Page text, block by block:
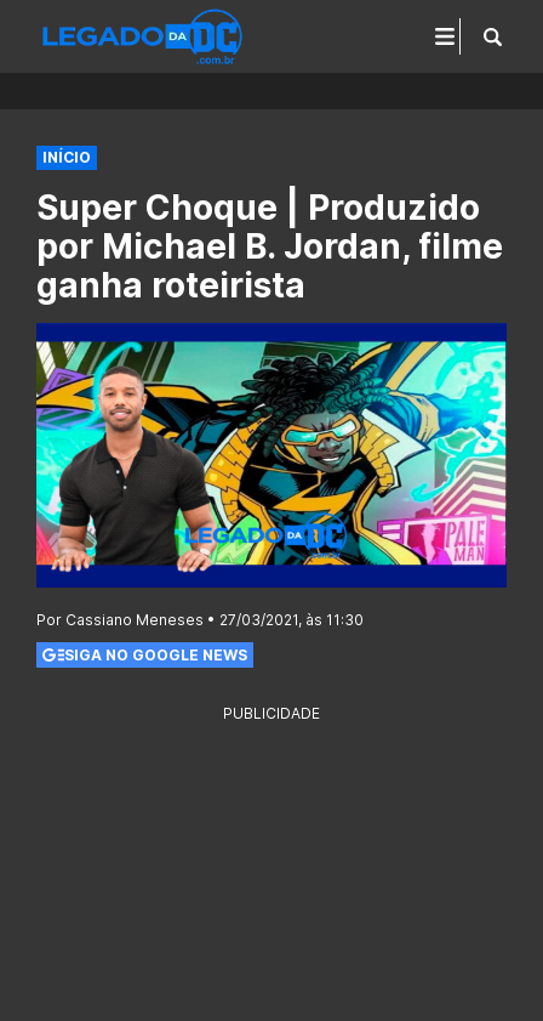
INÍCIO
Super Choque | Produzido
por Michael B. Jordan, filme
ganha roteirista
Por Cassiano Meneses • 27/03/2021, às 11:30
SIGA NO GOOGLE NEWS
PUBLICIDADE